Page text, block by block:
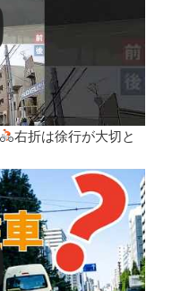
右折は徐行が大切と